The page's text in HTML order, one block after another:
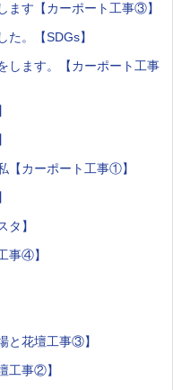
ます【カーポート工事③】
。【SDGs】
します。【カーポート工事
【カーポート工事①】
】
事④】
と花壇工事③】
工事②】